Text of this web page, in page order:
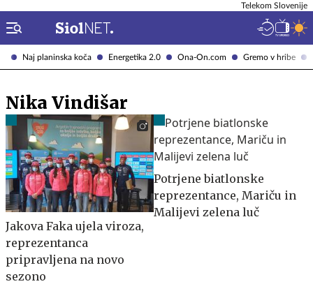
Naj planinska koča Energetika 2.0 Ona-On.com Gremo v hribe
Telekom Slovenije
Nika Vindišar
Jakova Faka ujela viroza,
reprezentanca
pripravljena na novo
sezono
Potrjene biatlonske
reprezentance, Mariču in
Malijevi zelena luč